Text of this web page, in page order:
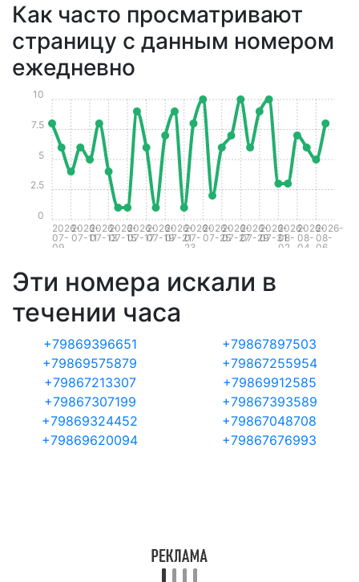
Как часто просматривают
страницу с данным номером
ежедневно
2026-
07-
09
2026-
07-11
2026-
07-13
2026-
07-15
2026-
07-17
2026-
07-19
2026-
07-21
2026-
07-
23
2026-
07-25
2026-
07-27
2026-
07-29
2026-
07-31
2026-
08-
02
2026-
08-
04
2026-
08-
06
0
2.5
5
7.5
10
Эти номера искали в
течении часа
+79869396651
+79867897503
+79869575879
+79867255954
+79867213307
+79869912585
+79867307199
+79867393589
+79869324452
+79867048708
+79869620094
+79867676993